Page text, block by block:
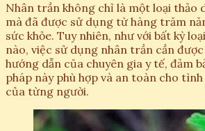
Nhân trần không chỉ là một loại thảo
mà đã được sử dụng từ hàng trăm
sức khỏe. Tuy nhiên, như với bất kỳ
nào, việc sử dụng nhân trần cần
hướng dẫn của chuyên gia y tế, đảm
pháp này phù hợp và an toàn cho
của từng người.